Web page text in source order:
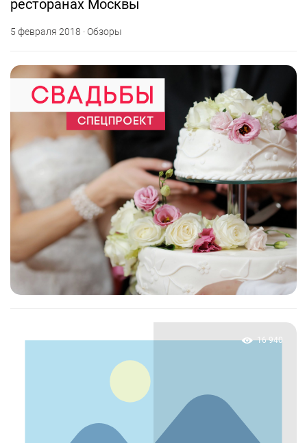
ресторанах Москвы
5 февраля 2018 · Обзоры
16 940